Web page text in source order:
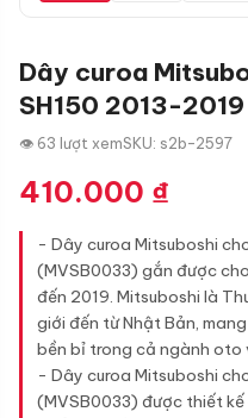
Dây curoa
SH150 2013-
👁 63 lượt xemSKU: s2b-2597
410.000 ₫
- Dây curoa Mitsuboshi
(MVSB0033) gắn được
đến 2019. Mitsuboshi là
giới đến từ Nhật Bản,
bền bỉ trong cả ngành oto
- Dây curoa Mitsuboshi
(MVSB0033) được thiết